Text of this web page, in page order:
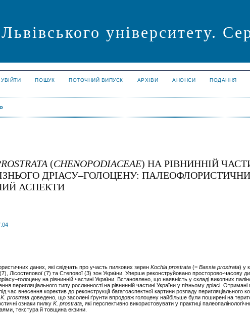
університету.
УВІЙТИ ПОШУК ПОТОЧНИЙ ВИПУСК АРХІВИ АНОНСИ ПОДАННЯ
(CHENOPODIACEAE) НА РІВНИННІЙ
ДРІАСУ–ГОЛОЦЕНУ:
АСПЕКТИ
даних, які свідчать про участь пилкових зеренKochia prostrata (=Bassia prostrata) у
(7), Лісостепової (7) та Степової (3) зон України. Уперше реконструйовано просторово-часову
на рівнинній частині України. Встановлено, що наявність у складі викопних
перигляціального типу рослинності на рівнинній частині України у пізньому дріасі.
час внесення коректив до реконструкції багатоаспектної картини розпаду перигляціального
K. prostrata доведено, що засолені ґрунти впродовж голоцену найбільше були поширені на
ознаки пилкуK. prostrata , які перспективно використовувати у практиці
текстура й товщина екзини.